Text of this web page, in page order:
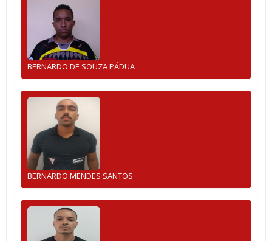
BERNARDO DE SOUZA PÁDUA
BERNARDO MENDES SANTOS